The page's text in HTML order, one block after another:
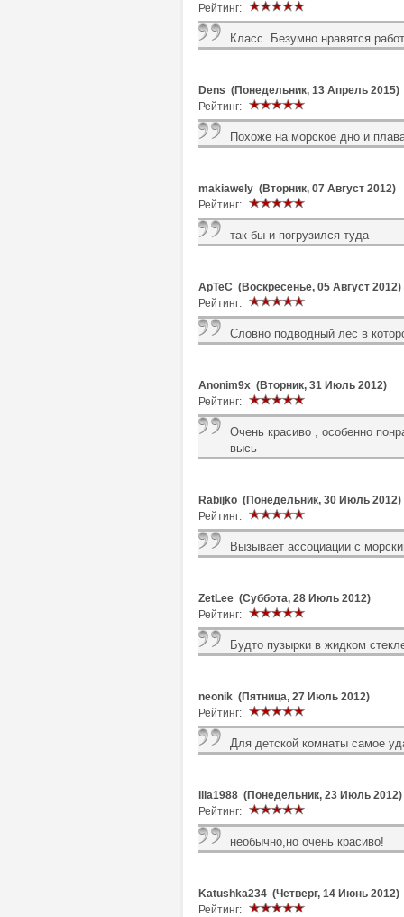
Рейтинг:
Класс. Безумно нравятся
Dens (Понедельник, 13 Апрель 2015)
Рейтинг:
Похоже на морское дно и
makiawely (Вторник, 07 Август 2012)
Рейтинг:
так бы и погрузился туда
ApTeC (Воскресенье, 05 Август 2012)
Рейтинг:
Словно подводный лес в
Anonim9x (Вторник, 31 Июль 2012)
Рейтинг:
Очень красиво , особенно
высь
Rabijko (Понедельник, 30 Июль 2012)
Рейтинг:
Вызывает ассоциации с
ZetLee (Суббота, 28 Июль 2012)
Рейтинг:
Будто пузырки в жидком
neonik (Пятница, 27 Июль 2012)
Рейтинг:
Для детской комнаты самое
ilia1988 (Понедельник, 23 Июль 2012)
Рейтинг:
необычно,но очень красиво!
Katushka234 (Четверг, 14 Июнь 2012)
Рейтинг: